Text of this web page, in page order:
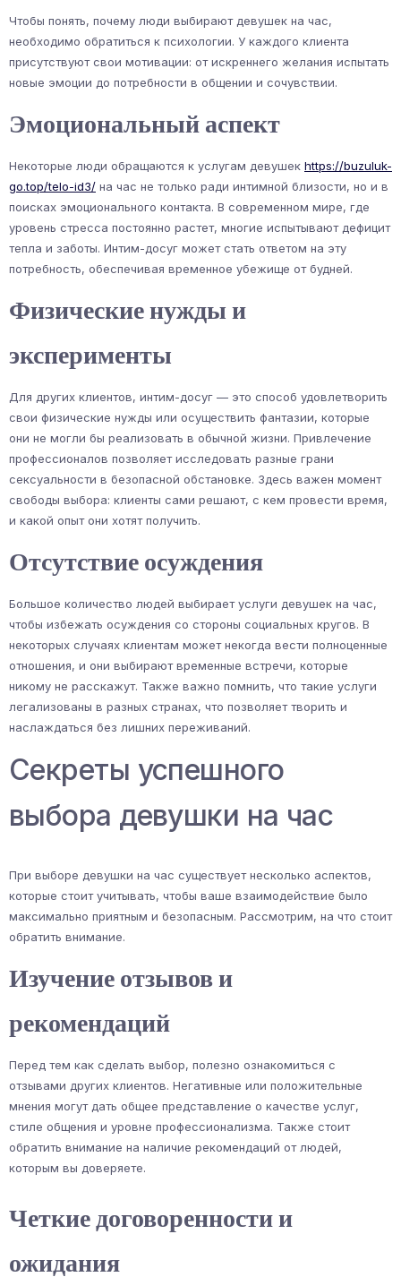
Чтобы понять, почему люди выбирают девушек на час,
необходимо обратиться к психологии. У каждого клиента
присутствуют свои мотивации: от искреннего желания испытать
новые эмоции до потребности в общении и сочувствии.
Эмоциональный аспект
Некоторые люди обращаются к услугам девушек https://buzuluk-
go.top/telo-id3/ на час не только ради интимной близости, но и в
поисках эмоционального контакта. В современном мире, где
уровень стресса постоянно растет, многие испытывают дефицит
тепла и заботы. Интим-досуг может стать ответом на эту
потребность, обеспечивая временное убежище от будней.
Физические нужды и
эксперименты
Для других клиентов, интим-досуг — это способ удовлетворить
свои физические нужды или осуществить фантазии, которые
они не могли бы реализовать в обычной жизни. Привлечение
профессионалов позволяет исследовать разные грани
сексуальности в безопасной обстановке. Здесь важен момент
свободы выбора: клиенты сами решают, с кем провести время,
и какой опыт они хотят получить.
Отсутствие осуждения
Большое количество людей выбирает услуги девушек на час,
чтобы избежать осуждения со стороны социальных кругов. В
некоторых случаях клиентам может некогда вести полноценные
отношения, и они выбирают временные встречи, которые
никому не расскажут. Также важно помнить, что такие услуги
легализованы в разных странах, что позволяет творить и
наслаждаться без лишних переживаний.
Секреты успешного
выбора девушки на час
При выборе девушки на час существует несколько аспектов,
которые стоит учитывать, чтобы ваше взаимодействие было
максимально приятным и безопасным. Рассмотрим, на что стоит
обратить внимание.
Изучение отзывов и
рекомендаций
Перед тем как сделать выбор, полезно ознакомиться с
отзывами других клиентов. Негативные или положительные
мнения могут дать общее представление о качестве услуг,
стиле общения и уровне профессионализма. Также стоит
обратить внимание на наличие рекомендаций от людей,
которым вы доверяете.
Четкие договоренности и
ожидания